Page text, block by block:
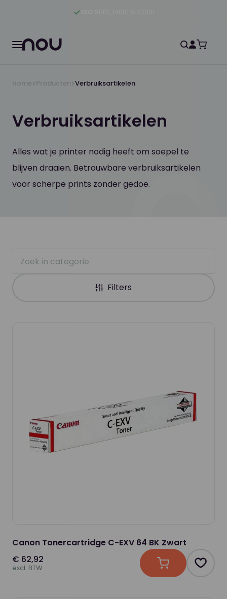
Ga naar hoofdinhoud
Ga naar hoofdnavigatie
Home Producten Verbruiksartikelen
Verbruiksartikelen
Alles wat je printer nodig heeft om soepel te
blijven draaien. Betrouwbare verbruiksartikelen
voor scherpe prints zonder gedoe.
Filters
Canon Tonercartridge C-EXV 64 BK Zwart
€ 62,92
excl. BTW In winkelwagen